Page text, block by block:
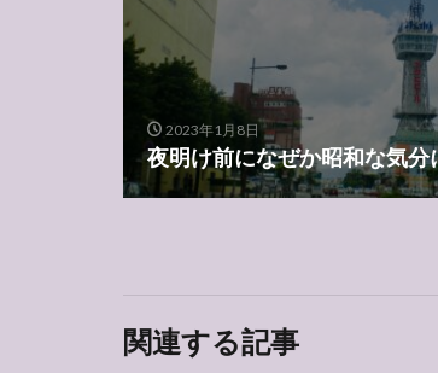
2023年1月8日
夜明け前になぜか昭和な気分
関連する記事